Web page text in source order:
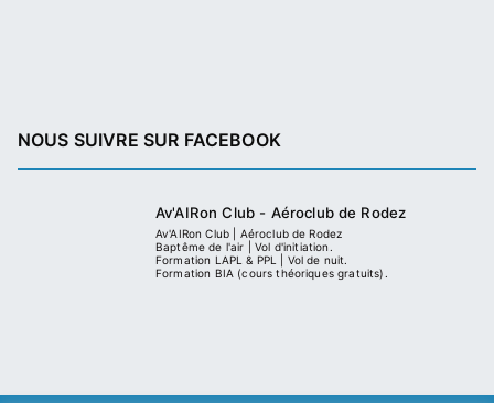
NOUS SUIVRE SUR FACEBOOK
Av'AIRon Club - Aéroclub de Rodez
Av'AIRon Club | Aéroclub de Rodez
Baptême de l'air | Vol d'initiation.
Formation LAPL & PPL | Vol de nuit.
Formation BIA (cours théoriques gratuits).